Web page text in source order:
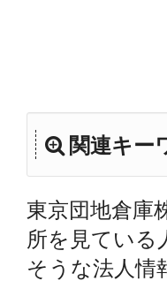
関連キー
東京団地倉庫
所を見ている
そうな法人情